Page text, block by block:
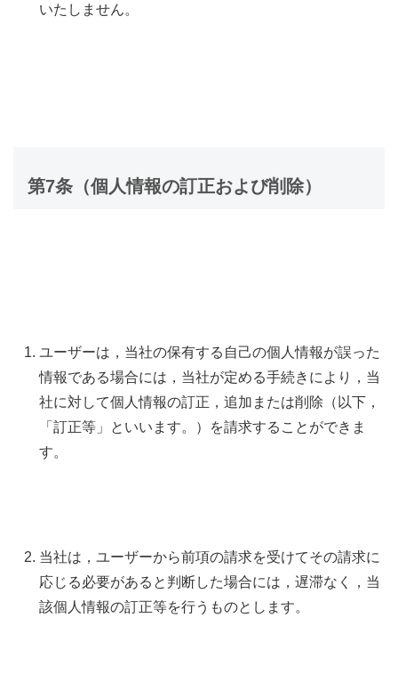
いたしません。
第7条（個人情報の訂正および削除）
ユーザーは，当社の保有する自己の個人情報が誤った
情報である場合には，当社が定める手続きにより，当
社に対して個人情報の訂正，追加または削除（以下，
「訂正等」といいます。）を請求することができま
す。
当社は，ユーザーから前項の請求を受けてその請求に
応じる必要があると判断した場合には，遅滞なく，当
該個人情報の訂正等を行うものとします。